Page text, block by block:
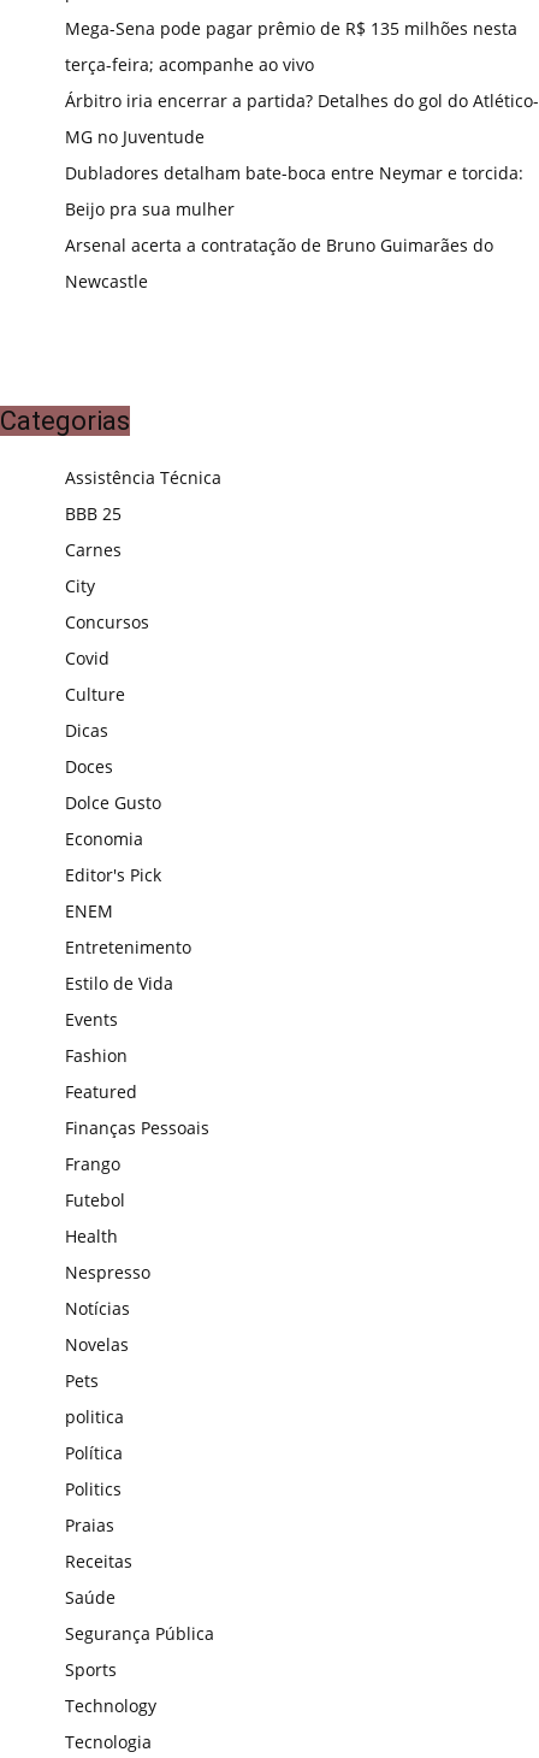
Mega-Sena pode pagar prêmio de R$ 135 milhões nesta
terça-feira; acompanhe ao vivo
Árbitro iria encerrar a partida? Detalhes do gol do Atlético-
MG no Juventude
Dubladores detalham bate-boca entre Neymar e torcida:
Beijo pra sua mulher
Arsenal acerta a contratação de Bruno Guimarães do
Newcastle
Categorias
Assistência Técnica
BBB 25
Carnes
City
Concursos
Covid
Culture
Dicas
Doces
Dolce Gusto
Economia
Editor's Pick
ENEM
Entretenimento
Estilo de Vida
Events
Fashion
Featured
Finanças Pessoais
Frango
Futebol
Health
Nespresso
Notícias
Novelas
Pets
politica
Política
Politics
Praias
Receitas
Saúde
Segurança Pública
Sports
Technology
Tecnologia